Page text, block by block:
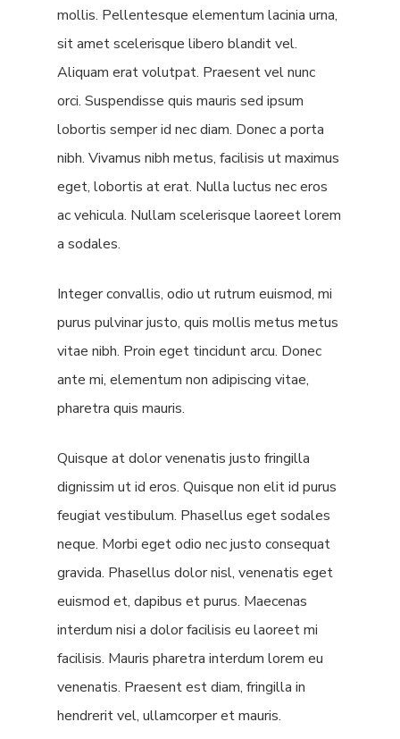
mollis. Pellentesque elementum lacinia urna,
sit amet scelerisque libero blandit vel.
Aliquam erat volutpat. Praesent vel nunc
orci. Suspendisse quis mauris sed ipsum
lobortis semper id nec diam. Donec a porta
nibh. Vivamus nibh metus, facilisis ut maximus
eget, lobortis at erat. Nulla luctus nec eros
ac vehicula. Nullam scelerisque laoreet lorem
a sodales.
Integer convallis, odio ut rutrum euismod, mi
purus pulvinar justo, quis mollis metus metus
vitae nibh. Proin eget tincidunt arcu. Donec
ante mi, elementum non adipiscing vitae,
pharetra quis mauris.
Quisque at dolor venenatis justo fringilla
dignissim ut id eros. Quisque non elit id purus
feugiat vestibulum. Phasellus eget sodales
neque. Morbi eget odio nec justo consequat
gravida. Phasellus dolor nisl, venenatis eget
euismod et, dapibus et purus. Maecenas
interdum nisi a dolor facilisis eu laoreet mi
facilisis. Mauris pharetra interdum lorem eu
venenatis. Praesent est diam, fringilla in
hendrerit vel, ullamcorper et mauris.